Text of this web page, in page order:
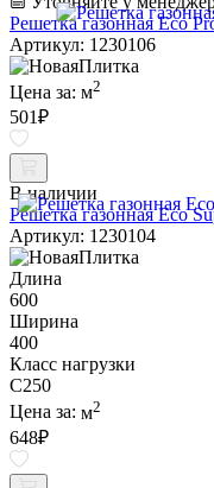
Решетка газонная Eco
Артикул: 1230106
Цена за: м2
501₽
В наличии
Решетка газонная Eco
Артикул: 1230104
Длина
600
Ширина
400
Класс нагрузки
C250
Цена за: м2
648₽